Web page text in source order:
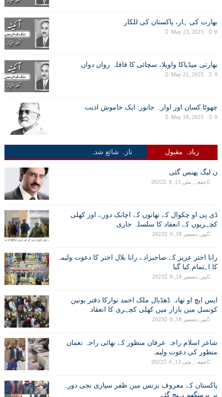
بھارت کی ہار، پاکستان کی للکار
May 23, 2025 0
بھارتی میڈیاکا واویلا، سچائی کا قافلہ رواں دواں
May 21, 2025 0
چھوٹا کسان اور اوارہ جانور: ایک خاموش اذیت
May 19, 2025 0
زیادہ مقبول تازہ شائع شدہ
ن لیگ پھنس گئی
جمعہ, مئی 13, 2022 0
ڈی پی او چکوال کے تھانوں کے اچانک دورے اور کھلی
کچہریوں کے انعقاد کا سلسلہ جاری
پیر, دسمبر 18, 2023 0
رانا اختر عزیز کے صاحبزادے رانا بلال اختر کا دعوت ولیمہ
کا اہتمام کیا گیا
پیر, دسمبر 18, 2023 0
ایس ایچ او تھانہ ڈھڈیال ملک احمد نوازکا دفتر یونین
کونسل مین بازار میں کھلی کچہری کا انعقاد
پیر, دسمبر 18, 2023 0
شاعر اسلام راجہ عرفان منظور کے بھائی راجہ نعمان
منظور کی دعوت ولیمہ
جمعہ, مئی 13, 2022 0
پاکستان کے معروف بزنس مین ظفر سپاری نجی دورہ
پر برمنگھم پہنچ گئے